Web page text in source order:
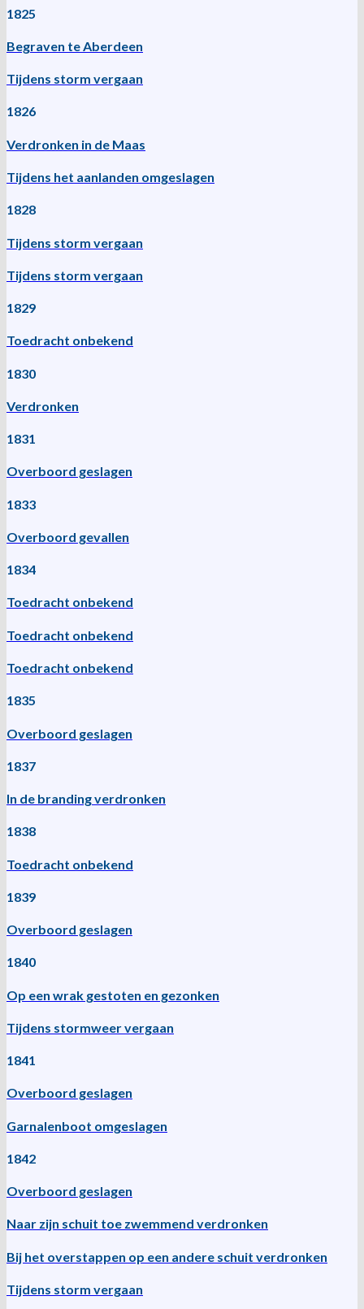
1825
Begraven te Aberdeen
Tijdens storm vergaan
1826
Verdronken in de Maas
Tijdens het aanlanden omgeslagen
1828
Tijdens storm vergaan
Tijdens storm vergaan
1829
Toedracht onbekend
1830
Verdronken
1831
Overboord geslagen
1833
Overboord gevallen
1834
Toedracht onbekend
Toedracht onbekend
Toedracht onbekend
1835
Overboord geslagen
1837
In de branding verdronken
1838
Toedracht onbekend
1839
Overboord geslagen
1840
Op een wrak gestoten en gezonken
Tijdens stormweer vergaan
1841
Overboord geslagen
Garnalenboot omgeslagen
1842
Overboord geslagen
Naar zijn schuit toe zwemmend verdronken
Bij het overstappen op een andere schuit verdronken
Tijdens storm vergaan